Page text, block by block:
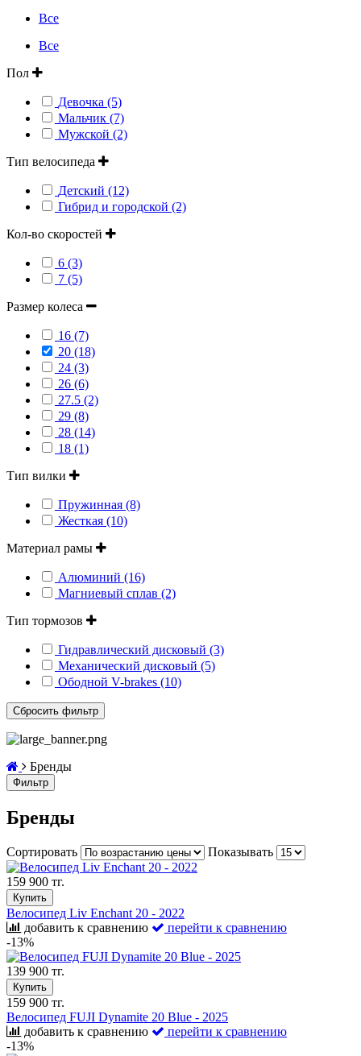
Все
Все
Пол
Девочка (5)
Мальчик (7)
Мужской (2)
Тип велосипеда
Детский (12)
Гибрид и городской (2)
Кол-во скоростей
6 (3)
7 (5)
Размер колеса
16 (7)
20 (18)
24 (3)
26 (6)
27.5 (2)
29 (8)
28 (14)
18 (1)
Тип вилки
Пружинная (8)
Жесткая (10)
Материал рамы
Алюминий (16)
Магниевый сплав (2)
Тип тормозов
Гидравлический дисковый (3)
Механический дисковый (5)
Ободной V-brakes (10)
Бренды
Фильтр
Бренды
Сортировать Показывать
159 900 тг.
Купить
Велосипед Liv Enchant 20 - 2022
добавить к сравнению
перейти к сравнению
-13%
139 900 тг.
Купить
159 900 тг.
Велосипед FUJI Dynamite 20 Blue - 2025
добавить к сравнению
перейти к сравнению
-13%